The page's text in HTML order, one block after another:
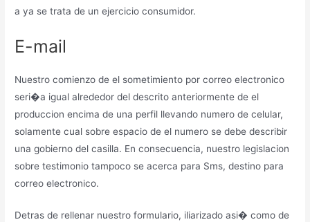
a ya se trata de un ejercicio consumidor.
E-mail
Nuestro comienzo de el sometimiento por correo electronico
seri�a igual alrededor del descrito anteriormente de el
produccion encima de una perfil llevando numero de celular,
solamente cual sobre espacio de el numero se debe describir
una gobierno del casilla. En consecuencia, nuestro legislacion
sobre testimonio tampoco se acerca para Sms, destino para
correo electronico.
Detras de rellenar nuestro formulario, iliarizado asi� como de